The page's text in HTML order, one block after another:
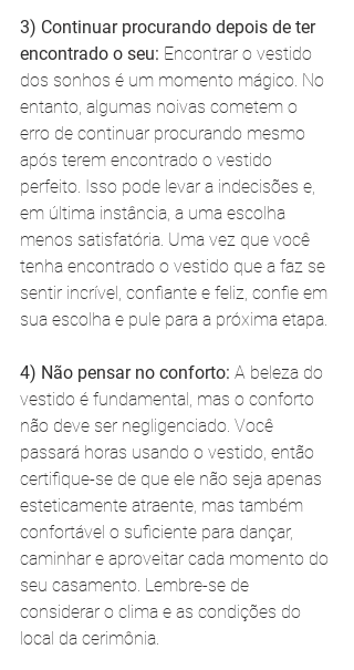
3) Continuar procurando depois de ter
encontrado o seu: Encontrar o vestido
dos sonhos é um momento mágico. No
entanto, algumas noivas cometem o
erro de continuar procurando mesmo
após terem encontrado o vestido
perfeito. Isso pode levar a indecisões e,
em última instância, a uma escolha
menos satisfatória. Uma vez que você
tenha encontrado o vestido que a faz se
sentir incrível, confiante e feliz, confie em
sua escolha e pule para a próxima etapa.
4) Não pensar no conforto: A beleza do
vestido é fundamental, mas o conforto
não deve ser negligenciado. Você
passará horas usando o vestido, então
certifique-se de que ele não seja apenas
esteticamente atraente, mas também
confortável o suficiente para dançar,
caminhar e aproveitar cada momento do
seu casamento. Lembre-se de
considerar o clima e as condições do
local da cerimônia.